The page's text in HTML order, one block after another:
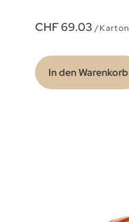
CHF 69.03 /Karton
In den Warenkorb